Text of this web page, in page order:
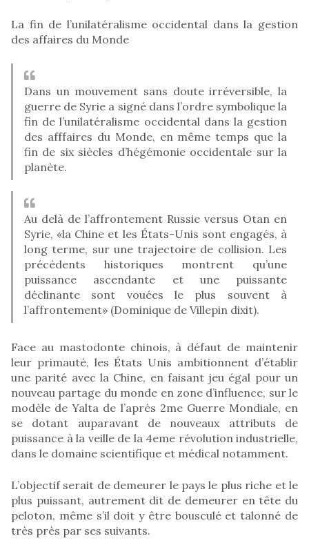
La fin de l’unilatéralisme occidental dans la gestion
des affaires du Monde
Dans un mouvement sans doute irréversible, la
guerre de Syrie a signé dans l’ordre symbolique la
fin de l’unilatéralisme occidental dans la gestion
des afffaires du Monde, en même temps que la
fin de six siècles d’hégémonie occidentale sur la
planète.
Au delà de l’affrontement Russie versus Otan en
Syrie, «la Chine et les États-Unis sont engagés, à
long terme, sur une trajectoire de collision. Les
précédents historiques montrent qu’une
puissance ascendante et une puissante
déclinante sont vouées le plus souvent à
l’affrontement» (Dominique de Villepin dixit).
Face au mastodonte chinois, à défaut de maintenir
leur primauté, les États Unis ambitionnent d’établir
une parité avec la Chine, en faisant jeu égal pour un
nouveau partage du monde en zone d’influence, sur le
modèle de Yalta de l’après 2me Guerre Mondiale, en
se dotant auparavant de nouveaux attributs de
puissance à la veille de la 4eme révolution industrielle,
dans le domaine scientifique et médical notamment.
L’objectif serait de demeurer le pays le plus riche et le
plus puissant, autrement dit de demeurer en tête du
peloton, même s’il doit y être bousculé et talonné de
très près par ses suivants.